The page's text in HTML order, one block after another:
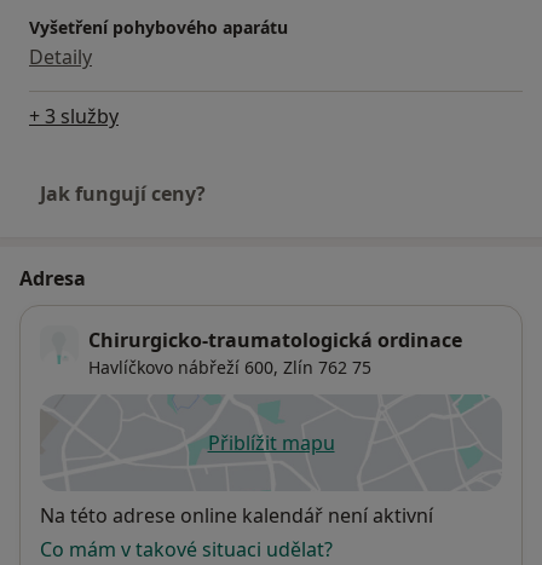
Vyšetření pohybového aparátu
Detaily
+ 3 služby
Jak fungují ceny?
Adresa
Chirurgicko-traumatologická ordinace
Havlíčkovo nábřeží 600, Zlín 762 75
Přiblížit mapuse otevře v nové záložce
Dostupnost
Na této adrese online kalendář není aktivní
Co mám v takové situaci udělat?